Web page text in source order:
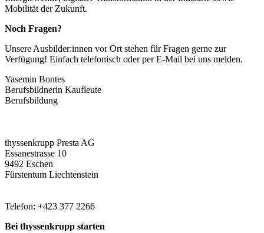
Mobilität der Zukunft.
Noch Fragen?
Unsere Ausbilder:innen vor Ort stehen für Fragen gerne zur
Verfügung! Einfach telefonisch oder per E-Mail bei uns melden.
Yasemin Bontes
Berufsbildnerin Kaufleute
Berufsbildung
thyssenkrupp Presta AG
Essanestrasse 10
9492 Eschen
Fürstentum Liechtenstein
Telefon: +423 377 2266
Bei thyssenkrupp starten